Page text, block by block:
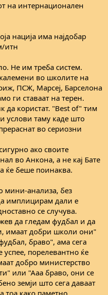
на интернационален
нација има најдобар
итн
Не им треба систем.
во школите на
ПСЖ, Марсеј, Барселона
ги ставаат на терен.
да користат. "Best of" тим
услови таму каде што
во сериозни
ако своите
во Анкона, а не кај Бате
ќе беше поинаква.
мини-анализа, без
имплицирам дали е
се случува.
да гледам фудбал и да
имаат добри школи они"
браво", ама сега
успее, порелевантно ќе
добро министерство
или "Ааа браво, они се
земји што сега даваат